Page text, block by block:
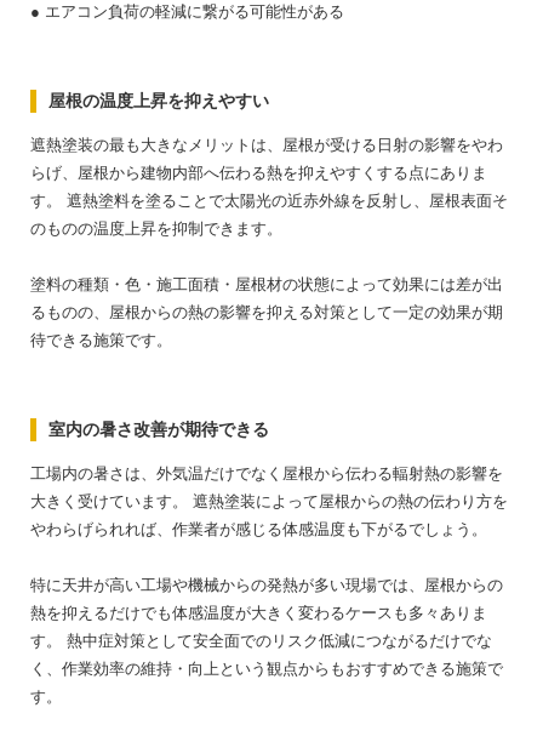
● エアコン負荷の軽減に繋がる可能性がある
屋根の温度上昇を抑えやすい
遮熱塗装の最も大きなメリットは、屋根が受ける日射の影響をやわ
らげ、屋根から建物内部へ伝わる熱を抑えやすくする点にありま
す。
遮熱塗料を塗ることで太陽光の近赤外線を反射し、屋根表面そ
のものの温度上昇を抑制できます。
塗料の種類・色・施工面積・屋根材の状態によって効果には差が出
るものの、屋根からの熱の影響を抑える対策として一定の効果が期
待できる施策です。
室内の暑さ改善が期待できる
工場内の暑さは、外気温だけでなく屋根から伝わる輻射熱の影響を
大きく受けています。
遮熱塗装によって屋根からの熱の伝わり方を
やわらげられれば、作業者が感じる体感温度も下がるでしょう。
特に天井が高い工場や機械からの発熱が多い現場では、屋根からの
熱を抑えるだけでも体感温度が大きく変わるケースも多々ありま
す。
熱中症対策として安全面でのリスク低減につながるだけでな
く、作業効率の維持・向上という観点からもおすすめできる施策で
す。